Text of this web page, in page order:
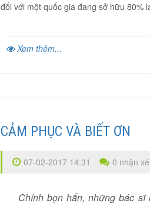
đối với một quốc gia đang sở hữu 80%
Xem thêm...
CẢM PHỤC VÀ BIẾT ƠN
07-02-2017 14:31 0 nhận
Chính bọn hắn, những bác sĩ